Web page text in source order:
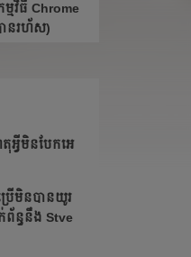
ម្មវិធី Chrome
ានរហ័ស)
អ្វីមិនបែកអេ
ើមិនបានយូរ
ន្ធនឹង Stve